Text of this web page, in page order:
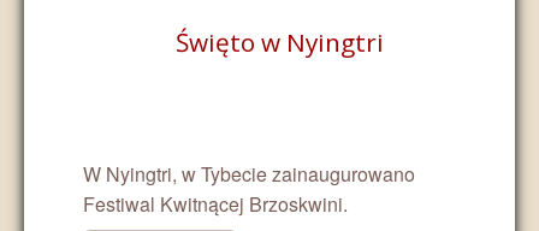
Święto w Nyingtri
W Nyingtri, w Tybecie zainaugurowano
Festiwal Kwitnącej Brzoskwini.